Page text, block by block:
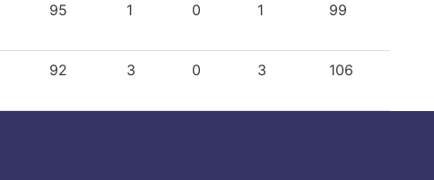
95 1 0 1 99
92 3 0 3 106